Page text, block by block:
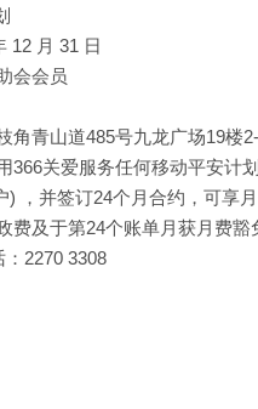
12 月 31 日
会会员
角青山道485号九龙广场19楼
366关爱服务任何移动平安计
) ，并签订24个月合约，可享
费及于第24个账单月获月费
2270 3308